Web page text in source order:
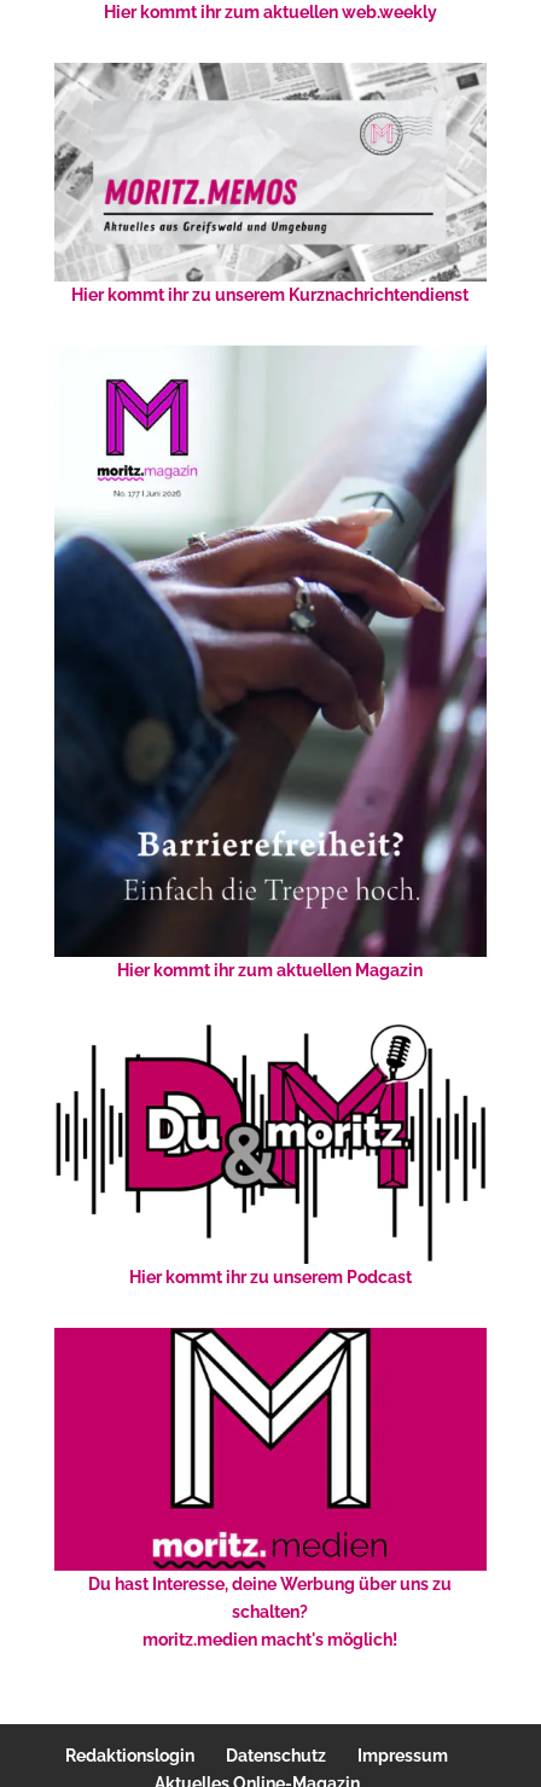
Hier kommt ihr zum aktuellen web.weekly
Hier kommt ihr zu unserem Kurznachrichtendienst
Hier kommt ihr zum aktuellen Magazin
Hier kommt ihr zu unserem Podcast
Du hast Interesse, deine Werbung über uns zu
schalten?
moritz.medien macht's möglich!
Redaktionslogin Datenschutz
Impressum